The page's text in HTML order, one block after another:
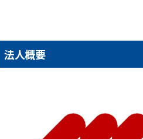
法人概要